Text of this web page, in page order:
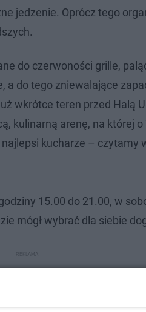
jedzenie. Oprócz tego
do czerwoności grille,
a do tego zniewalające
wkrótce teren przed Halą
kulinarną arenę, na której o
kucharze – czytamy
15.00 do 21.00, w
mógł wybrać dla siebie